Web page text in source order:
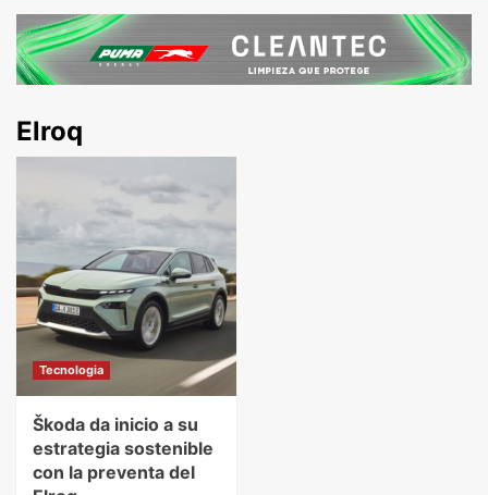
Elroq
Tecnologia
Škoda da inicio a su
estrategia sostenible
con la preventa del